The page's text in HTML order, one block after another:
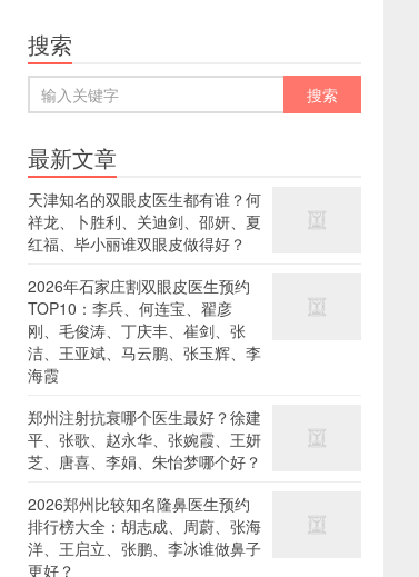
搜索
最新文章
天津知名的双眼皮医生都有谁？何
祥龙、卜胜利、关迪剑、邵妍、夏
红福、毕小丽谁双眼皮做得好？
2026年石家庄割双眼皮医生预约
TOP10：李兵、何连宝、翟彦
刚、毛俊涛、丁庆丰、崔剑、张
洁、王亚斌、马云鹏、张玉辉、李
海霞
郑州注射抗衰哪个医生最好？徐建
平、张歌、赵永华、张婉霞、王妍
芝、唐喜、李娟、朱怡梦哪个好？
2026郑州比较知名隆鼻医生预约
排行榜大全：胡志成、周蔚、张海
洋、王启立、张鹏、李冰谁做鼻子
更好？